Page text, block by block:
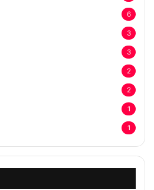
6
3
3
2
2
1
1